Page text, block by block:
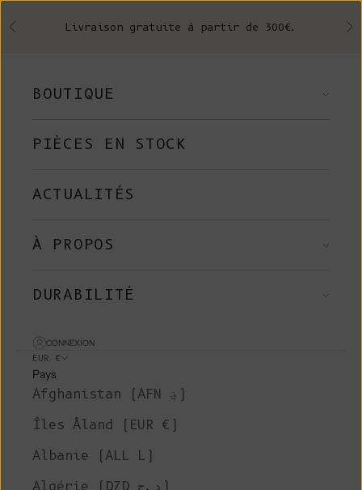
Précédent Livraison gratuite à partir de 300€.
BOUTIQUE
PIÈCES EN STOCK
ACTUALITÉS
À PROPOS
DURABILITÉ
CONNEXION
EUR €
Pays
Afghanistan (AFN ؋)
Îles Åland (EUR €)
Albanie (ALL L)
Algérie (DZD د.ج)